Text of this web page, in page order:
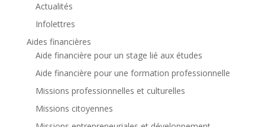
Actualités
Infolettres
Aides financières
Aide financière pour un stage lié aux études
Aide financière pour une formation professionnelle
Missions professionnelles et culturelles
Missions citoyennes